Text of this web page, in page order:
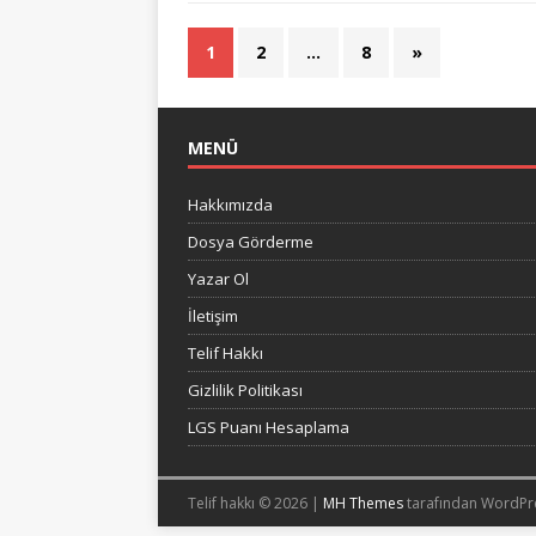
1 2 … 8 »
MENÜ
Hakkımızda
Dosya Görderme
Yazar Ol
İletişim
Telif Hakkı
Gizlilik Politikası
LGS Puanı Hesaplama
Telif hakkı © 2026 | MH Themestarafından